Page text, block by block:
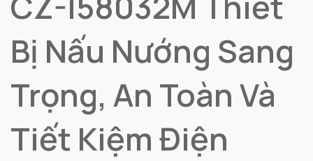
Bị Nấu Nướng Sang
Trọng, An Toàn Và
Tiết Kiệm Điện